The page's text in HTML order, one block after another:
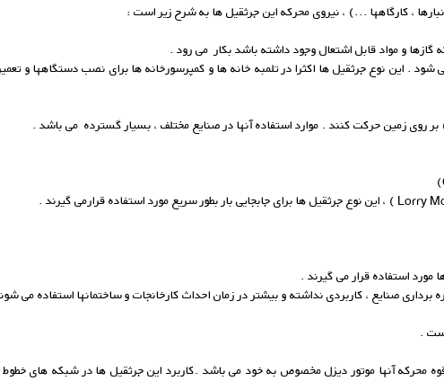
، کارگاهها ...) ، نیروی محرکه این جرثقیل ها به شرح زیر است :
و مواد قابل اشتعال وجود داشته باشد بکار می رود .
. این نوع جرثقیل ها اکثرا در تلمبه خانه ها و کمپرسورخانه ها برای نصب دستگاهها و
بر روی زمین حرکت کنند . موارد استفاده آنها در صنایع مختلف ، بسیار گسترده می باشد .
استفاده قرار می گیرند .
.
محرکه آنها موتور دیزل مخصوص به خود می باشد .کاربرد این جرثقیل ها در شبکه های